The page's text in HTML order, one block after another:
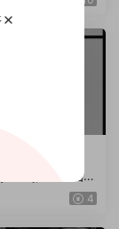
obj,fbx中国风
安长安城古城街
4